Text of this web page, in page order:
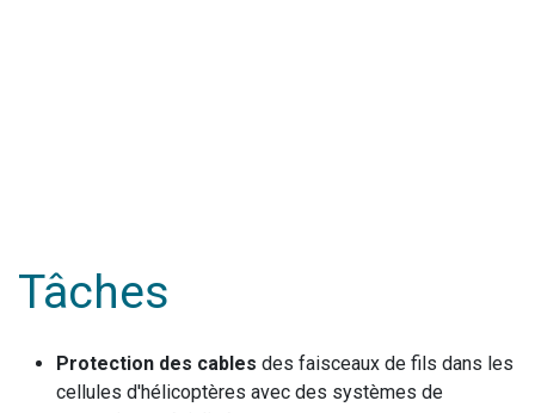
Tâches
Protection des cables des faisceaux de fils dans les
cellules d'hélicoptères avec des systèmes de